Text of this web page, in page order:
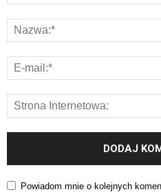
Powiadom mnie o kolejnych